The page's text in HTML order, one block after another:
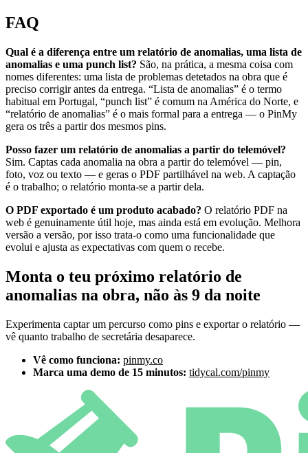
FAQ
Qual é a diferença entre um relatório de anomalias, uma lista de
anomalias e uma punch list? São, na prática, a mesma coisa com
nomes diferentes: uma lista de problemas detetados na obra que é
preciso corrigir antes da entrega. “Lista de anomalias” é o termo
habitual em Portugal, “punch list” é comum na América do Norte, e
“relatório de anomalias” é o mais formal para a entrega — o PinMy
gera os três a partir dos mesmos pins.
Posso fazer um relatório de anomalias a partir do telemóvel?
Sim. Captas cada anomalia na obra a partir do telemóvel — pin,
foto, voz ou texto — e geras o PDF partilhável na web. A captação
é o trabalho; o relatório monta-se a partir dela.
O PDF exportado é um produto acabado? O relatório PDF na
web é genuinamente útil hoje, mas ainda está em evolução. Melhora
versão a versão, por isso trata-o como uma funcionalidade que
evolui e ajusta as expectativas com quem o recebe.
Monta o teu próximo relatório de
anomalias na obra, não às 9 da noite
Experimenta captar um percurso como pins e exportar o relatório —
vê quanto trabalho de secretária desaparece.
Vê como funciona: pinmy.co
Marca uma demo de 15 minutos: tidycal.com/pinmy